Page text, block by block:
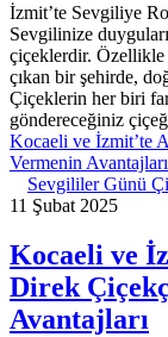
İzmit’te Sevgiliye
Sevgilinize
çiçeklerdir.
çıkan bir şehirde,
Çiçeklerin her biri
göndereceğiniz
Kocaeli ve İzmit’te
Vermenin Avantajları
Sevgililer Günü
11 Şubat 2025
Kocaeli ve
Direk
Avantajları